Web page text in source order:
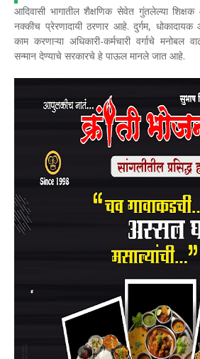
आदिवासी भागातील शैक्षणिक सेवेत गुंतलेल्या शिक्षक
नक्कीच प्रेरणादायी ठरणार आहे. दुर्गम, धोकादायक
काम करणाऱ्या अधिकारी-कर्मचारी वर्गाचे मनोबल
सन्मान देण्याचे सरकारचे हे पाऊल मानले जात आहे.